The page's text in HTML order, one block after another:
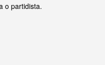
o partidista.